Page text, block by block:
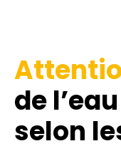
de l’eau
selon